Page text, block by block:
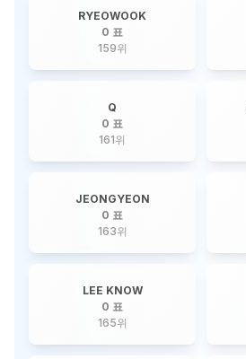
RYEOWOOK
0 표
159위
Q
0 표
161위
JEONGYEON
0 표
163위
LEE KNOW
0 표
165위